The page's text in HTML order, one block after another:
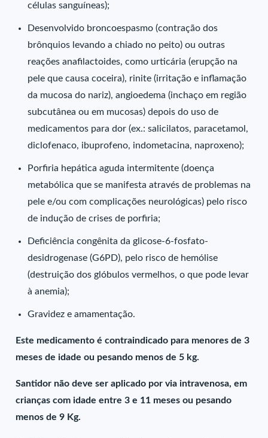
células sanguíneas);
Desenvolvido broncoespasmo (contração dos
brônquios levando a chiado no peito) ou outras
reações anafilactoides, como urticária (erupção na
pele que causa coceira), rinite (irritação e inflamação
da mucosa do nariz), angioedema (inchaço em região
subcutânea ou em mucosas) depois do uso de
medicamentos para dor (ex.: salicilatos, paracetamol,
diclofenaco, ibuprofeno, indometacina, naproxeno);
Porfiria hepática aguda intermitente (doença
metabólica que se manifesta através de problemas na
pele e/ou com complicações neurológicas) pelo risco
de indução de crises de porfiria;
Deficiência congênita da glicose-6-fosfato-
desidrogenase (G6PD), pelo risco de hemólise
(destruição dos glóbulos vermelhos, o que pode levar
à anemia);
Gravidez e amamentação.
Este medicamento é contraindicado para menores de 3
meses de idade ou pesando menos de 5 kg.
Santidor não deve ser aplicado por via intravenosa, em
crianças com idade entre 3 e 11 meses ou pesando
menos de 9 Kg.